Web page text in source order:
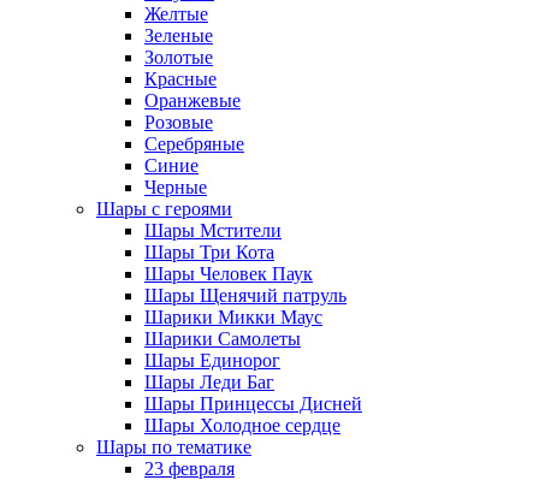
Желтые
Зеленые
Золотые
Красные
Оранжевые
Розовые
Серебряные
Синие
Черные
Шары с героями
Шары Мстители
Шары Три Кота
Шары Человек Паук
Шары Щенячий патруль
Шарики Микки Маус
Шарики Самолеты
Шары Единорог
Шары Леди Баг
Шары Принцессы Дисней
Шары Холодное сердце
Шары по тематике
23 февраля